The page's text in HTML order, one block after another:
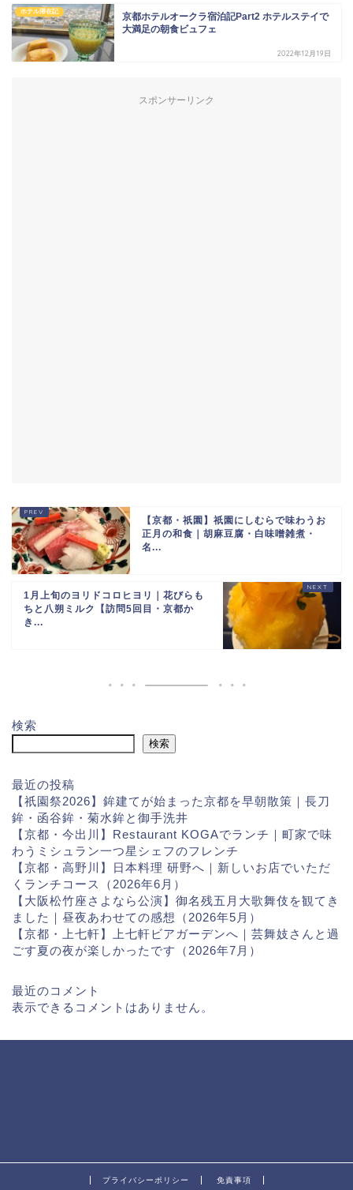
ホテル滞在記
京都ホテルオークラ宿泊記Part2 ホテルステイで
大満足の朝食ビュフェ
2022年12月19日
スポンサーリンク
【京都・祇園】祇園にしむらで味わうお
正月の和食｜胡麻豆腐・白味噌雑煮・
名...
1月上旬のヨリドコロヒヨリ｜花びらも
ちと八朔ミルク【訪問5回目・京都か
き...
検索
検索
最近の投稿
【祇園祭2026】鉾建てが始まった京都を早朝散策｜長刀
鉾・函谷鉾・菊水鉾と御手洗井
【京都・今出川】Restaurant KOGAでランチ｜町家で味
わうミシュラン一つ星シェフのフレンチ
【京都・高野川】日本料理 研野へ｜新しいお店でいただ
くランチコース（2026年6月）
【大阪松竹座さよなら公演】御名残五月大歌舞伎を観てき
ました｜昼夜あわせての感想（2026年5月）
【京都・上七軒】上七軒ビアガーデンへ｜芸舞妓さんと過
ごす夏の夜が楽しかったです（2026年7月）
最近のコメント
表示できるコメントはありません。
プライバシーポリシー 免責事項